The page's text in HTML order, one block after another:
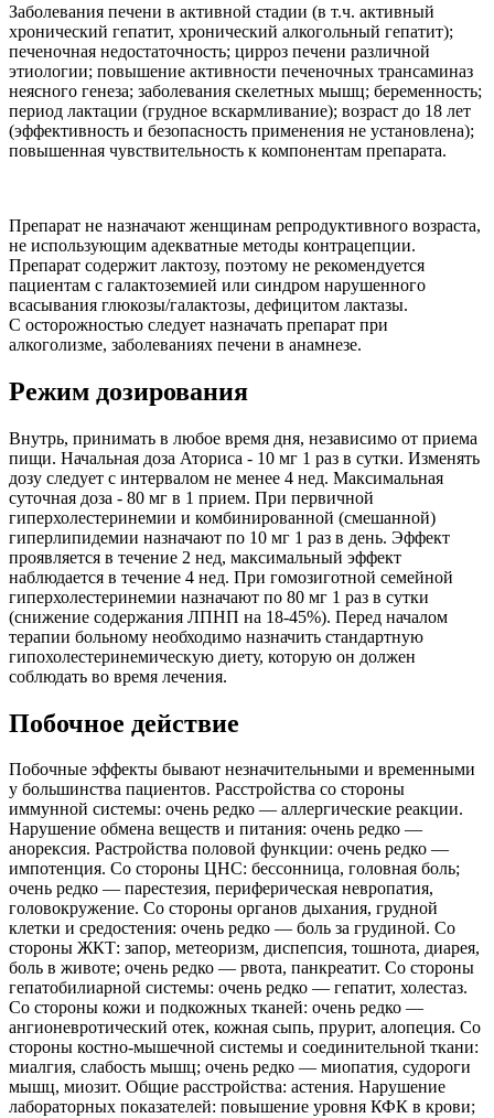
Заболевания печени в активной стадии (в т.ч. активный
хронический гепатит, хронический алкогольный гепатит);
печеночная недостаточность; цирроз печени различной
этиологии; повышение активности печеночных трансаминаз
неясного генеза; заболевания скелетных мышц; беременность;
период лактации (грудное вскармливание); возраст до 18 лет
(эффективность и безопасность применения не установлена);
повышенная чувствительность к компонентам препарата.
Препарат не назначают женщинам репродуктивного возраста,
не использующим адекватные методы контрацепции.
Препарат содержит лактозу, поэтому не рекомендуется
пациентам с галактоземией или синдром нарушенного
всасывания глюкозы/галактозы, дефицитом лактазы.
С осторожностью следует назначать препарат при
алкоголизме, заболеваниях печени в анамнезе.
Режим дозирования
Внутрь, принимать в любое время дня, независимо от приема
пищи. Начальная доза Аториса - 10 мг 1 раз в сутки. Изменять
дозу следует с интервалом не менее 4 нед. Максимальная
суточная доза - 80 мг в 1 прием. При первичной
гиперхолестеринемии и комбинированной (смешанной)
гиперлипидемии назначают по 10 мг 1 раз в день. Эффект
проявляется в течение 2 нед, максимальный эффект
наблюдается в течение 4 нед. При гомозиготной семейной
гиперхолестеринемии назначают по 80 мг 1 раз в сутки
(снижение содержания ЛПНП на 18-45%). Перед началом
терапии больному необходимо назначить стандартную
гипохолестеринемическую диету, которую он должен
соблюдать во время лечения.
Побочное действие
Побочные эффекты бывают незначительными и временными
у большинства пациентов. Расстройства со стороны
иммунной системы: очень редко — аллергические реакции.
Нарушение обмена веществ и питания: очень редко —
анорексия. Растройства половой функции: очень редко —
импотенция. Со стороны ЦНС: бессонница, головная боль;
очень редко — парестезия, периферическая невропатия,
головокружение. Со стороны органов дыхания, грудной
клетки и средостения: очень редко — боль за грудиной. Со
стороны ЖКТ: запор, метеоризм, диспепсия, тошнота, диарея,
боль в животе; очень редко — рвота, панкреатит. Со стороны
гепатобилиарной системы: очень редко — гепатит, холестаз.
Со стороны кожи и подкожных тканей: очень редко —
ангионевротический отек, кожная сыпь, прурит, алопеция. Со
стороны костно-мышечной системы и соединительной ткани:
миалгия, слабость мышц; очень редко — миопатия, судороги
мышц, миозит. Общие расстройства: астения. Нарушение
лабораторных показателей: повышение уровня КФК в крови;